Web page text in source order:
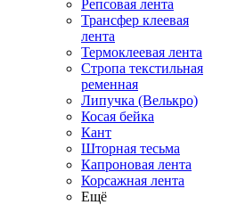
Репсовая лента
Трансфер клеевая
лента
Термоклеевая лента
Стропа текстильная
ременная
Липучка (Велькро)
Косая бейка
Кант
Шторная тесьма
Капроновая лента
Корсажная лента
Ещё